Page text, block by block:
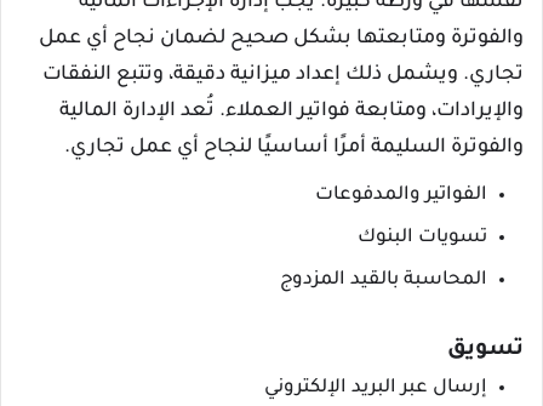
والفوترة ومتابعتها بشكل صحيح لضمان نجاح أي عمل
تجاري. ويشمل ذلك إعداد ميزانية دقيقة، وتتبع النفقات
والإيرادات، ومتابعة فواتير العملاء. تُعد الإدارة المالية
والفوترة السليمة أمرًا أساسيًا لنجاح أي عمل تجاري.
الفواتير والمدفوعات
تسويات البنوك
المحاسبة بالقيد المزدوج
تسويق
إرسال عبر البريد الإلكتروني